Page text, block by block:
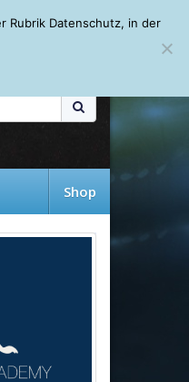
FAQ
Shop
Rubrik Datenschutz, in der